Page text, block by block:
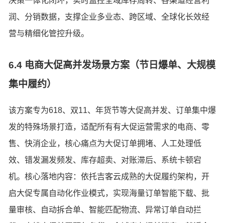
润、分销数据，支撑企业多业态、跨区域、全球化长效经
营与精细化管控升级。
6.4 电商大促高并发场景方案（节日爆单、大规模
集中履约）
该方案专为618、双11、年货节等大促高并发、订单集中爆
发的特殊场景打造，适配所有有大促运营需求的电商、零
售、快消企业，核心痛点为大促订单拥堵、人工处理低
效、错发漏发频发、库存超卖、对账滞后、系统卡顿宕
机。核心落地内容：依托吉客云成熟的大促履约架构，开
启大促专属自动化作业模式，实现海量订单智能下载、批
量审核、自动拆合单、智能匹配物流、异常订单自动拦